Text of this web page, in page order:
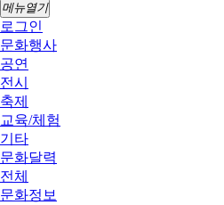
메뉴열기
로그인
문화행사
공연
전시
축제
교육/체험
기타
문화달력
전체
문화정보